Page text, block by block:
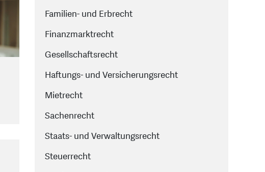
Familien- und Erbrecht
Finanzmarktrecht
Gesellschaftsrecht
Haftungs- und Versicherungsrecht
Mietrecht
Sachenrecht
Staats- und Verwaltungsrecht
Steuerrecht